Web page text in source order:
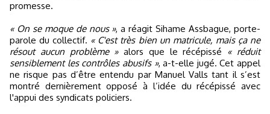
promesse.
« On se moque de nous », a réagit Sihame Assbague, porte-
parole du collectif. « C'est très bien un matricule, mais ça ne
résout aucun problème »alors que le récépissé « réduit
sensiblement les contrôles abusifs », a-t-elle jugé. Cet appel
ne risque pas d’être entendu par Manuel Valls tant il s’est
montré dernièrement opposé à l’idée du récépissé avec
l'appui des syndicats policiers.